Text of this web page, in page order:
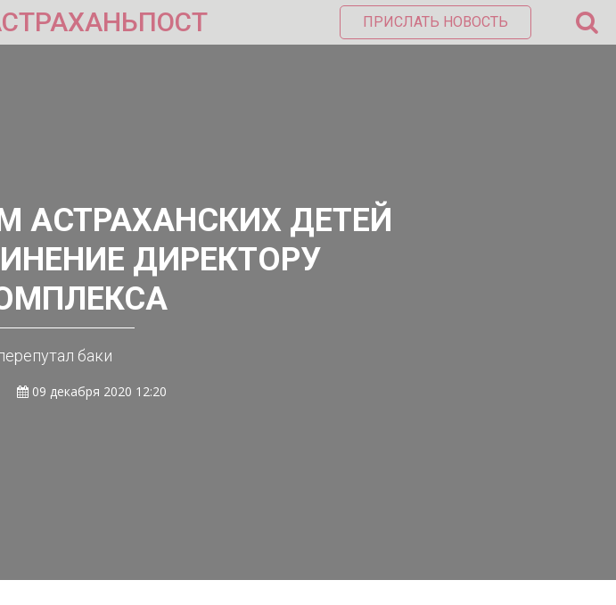
ПРИСЛАТЬ НОВОСТЬ
АСТРАХАНСКИХ ДЕТЕЙ
ДИРЕКТОРУ
баки
09 декабря 2020 12:20